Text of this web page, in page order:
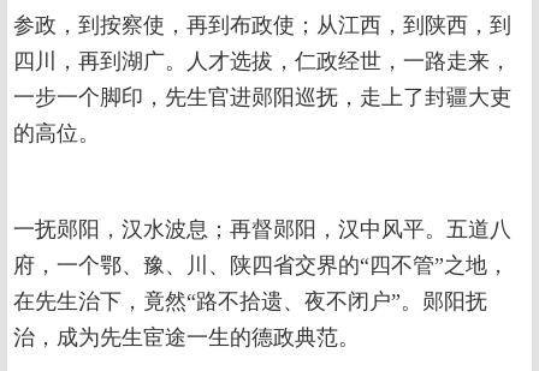
参政，到按察使，再到布政使；从江西，到陕西，到
四川，再到湖广。人才选拔，仁政经世，一路走来，
一步一个脚印，先生官进郧阳巡抚，走上了封疆大吏
的高位。
一抚郧阳，汉水波息；再督郧阳，汉中风平。五道八
府，一个鄂、豫、川、陕四省交界的“四不管”之地，
在先生治下，竟然“路不拾遗、夜不闭户”。郧阳抚
治，成为先生宦途一生的德政典范。